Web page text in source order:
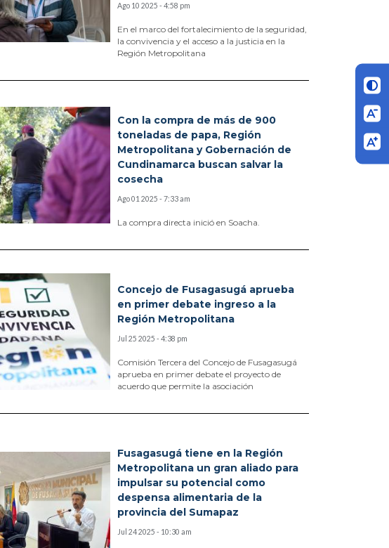
Ago 10 2025 - 4:58 pm
En el marco del fortalecimiento de la seguridad,
la convivencia y el acceso a la justicia en la
Región Metropolitana
Con la compra de más de 900
toneladas de papa, Región
Metropolitana y Gobernación de
Cundinamarca buscan salvar la
cosecha
Ago 01 2025 - 7:33 am
La compra directa inició en Soacha.
Concejo de Fusagasugá aprueba
en primer debate ingreso a la
Región Metropolitana
Jul 25 2025 - 4:38 pm
Comisión Tercera del Concejo de Fusagasugá
aprueba en primer debate el proyecto de
acuerdo que permite la asociación
Fusagasugá tiene en la Región
Metropolitana un gran aliado para
impulsar su potencial como
despensa alimentaria de la
provincia del Sumapaz
Jul 24 2025 - 10:30 am